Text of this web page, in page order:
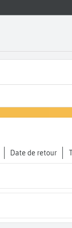
(JSI)
Date de retour